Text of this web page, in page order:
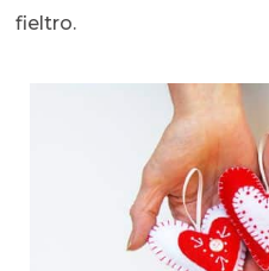
fieltro.